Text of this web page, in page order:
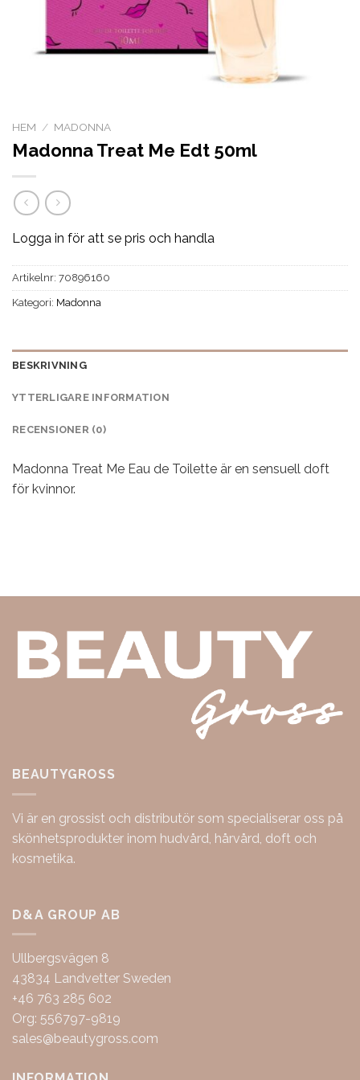
HEM / MADONNA
Madonna Treat Me Edt 50ml
Logga in för att se pris och handla
Artikelnr: 70896160
Kategori: Madonna
BESKRIVNING
YTTERLIGARE INFORMATION
RECENSIONER (0)
Madonna Treat Me Eau de Toilette är en sensuell doft
för kvinnor.
BEAUTYGROSS
Vi är en grossist och distributör som specialiserar oss på
skönhetsprodukter inom hudvård, hårvård, doft och
kosmetika.
D&A GROUP AB
Ullbergsvägen 8
43834 Landvetter Sweden
+46 763 285 602
Org: 556797-9819
sales@beautygross.com